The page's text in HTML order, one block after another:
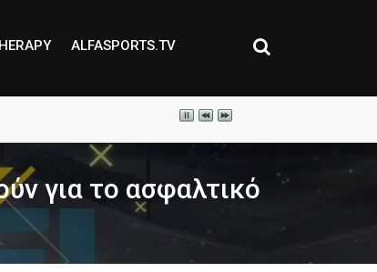
ALFASPORTS.TV
για το ασφαλτικό